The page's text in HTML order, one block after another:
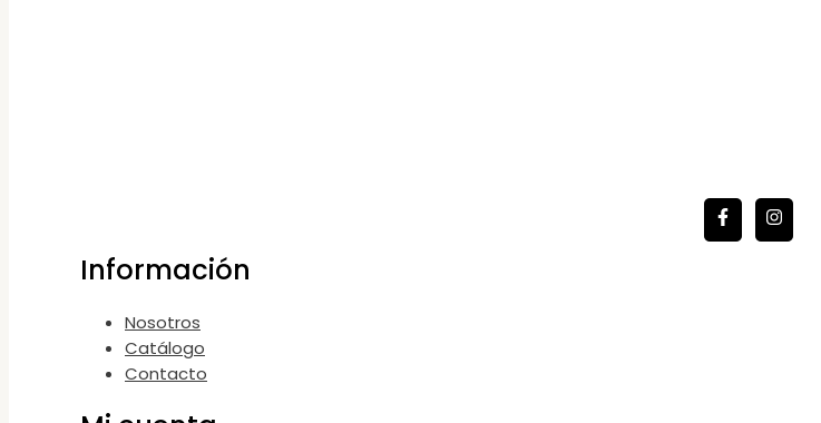
Información
Nosotros
Catálogo
Contacto